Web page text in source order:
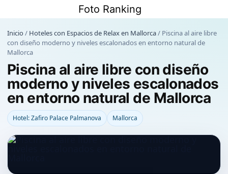
contenido
Foto Ranking
Inicio / Hoteles con Espacios de Relax en Mallorca/ Piscina al aire libre
con diseño moderno y niveles escalonados en entorno natural de
Mallorca
Piscina al aire libre con diseño
moderno y niveles escalonados
en entorno natural de Mallorca
Hotel: Zafiro Palace Palmanova Mallorca